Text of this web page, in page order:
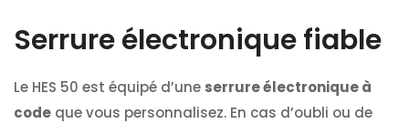
Serrure électronique fiable
Le HES 50 est équipé d’une serrure électronique à
code que vous personnalisez. En cas d’oubli ou de